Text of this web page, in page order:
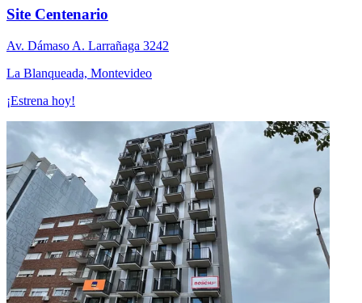
Site Centenario
Av. Dámaso A. Larrañaga 3242
La Blanqueada, Montevideo
¡Estrena hoy!